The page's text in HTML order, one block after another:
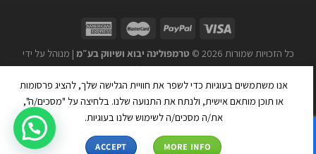
כל הזכויות שמורות 2026 © טרמפולינה יבוא ושיווק בע״מ| מנוהל על ידי
WEmanage - ניהול אתרים
אנו משתמשים בעוגיות כדי לשפר את חוויית הגלישה שלך, להציג פרסומות
או תוכן מותאם אישית, ולנתח את התנועה שלנו. בלחיצה על "מסכים/ה",
את/ה מסכים/ה לשימוש שלנו בעוגיות.
MORE INFO
ACCEPT